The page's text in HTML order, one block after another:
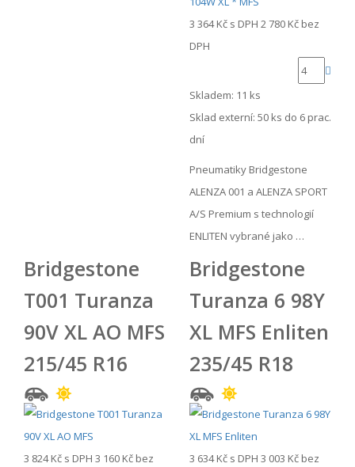
3 364 Kč s DPH 2 780 Kč bez
DPH
Skladem: 11 ks
Sklad externí: 50 ks do 6 prac.
dní
Pneumatiky Bridgestone
ALENZA 001 a ALENZA SPORT
A/S Premium s technologií
ENLITEN vybrané jako …
Bridgestone
T001 Turanza
90V XL AO MFS
215/45 R16
3 824 Kč s DPH 3 160 Kč bez
Bridgestone
Turanza 6 98Y
XL MFS Enliten
235/45 R18
3 634 Kč s DPH 3 003 Kč bez